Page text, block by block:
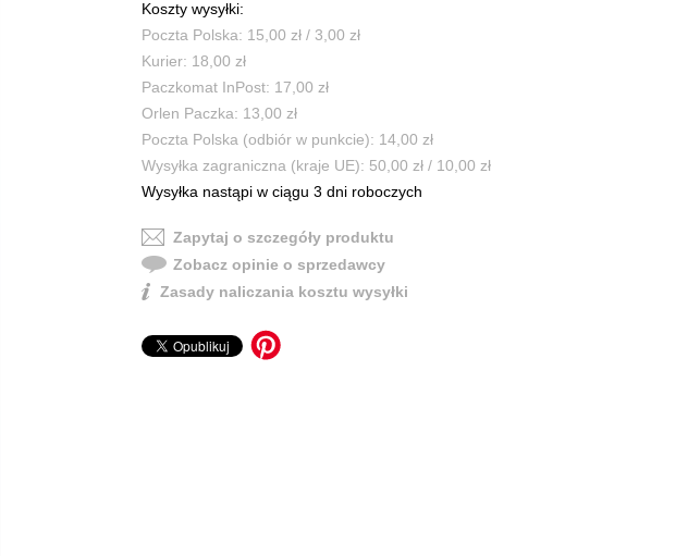
Koszty wysyłki:
Poczta Polska: 15,00 zł / 3,00 zł
Kurier: 18,00 zł
Paczkomat InPost: 17,00 zł
Orlen Paczka: 13,00 zł
Poczta Polska (odbiór w punkcie): 14,00 zł
Wysyłka zagraniczna (kraje UE): 50,00 zł / 10,00 zł
Wysyłka nastąpi w ciągu 3 dni roboczych
Zapytaj o szczegóły produktu
Zobacz opinie o sprzedawcy
Zasady naliczania kosztu wysyłki